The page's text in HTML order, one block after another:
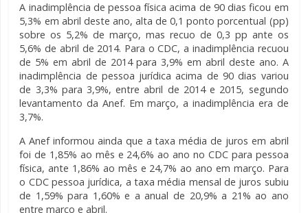
A inadimplência de pessoa física acima de 90 dias ficou em
5,3% em abril deste ano, alta de 0,1 ponto porcentual (pp)
sobre os 5,2% de março, mas recuo de 0,3 pp ante os
5,6% de abril de 2014. Para o CDC, a inadimplência recuou
de 5% em abril de 2014 para 3,9% em abril deste ano. A
inadimplência de pessoa jurídica acima de 90 dias variou
de 3,3% para 3,9%, entre abril de 2014 e 2015, segundo
levantamento da Anef. Em março, a inadimplência era de
3,7%.
A Anef informou ainda que a taxa média de juros em abril
foi de 1,85% ao mês e 24,6% ao ano no CDC para pessoa
física, ante 1,86% ao mês e 24,7% ao ano em março. Para
o CDC pessoa jurídica, a taxa média mensal de juros subiu
de 1,59% para 1,60% e a anual de 20,9% a 21% ao ano
entre março e abril.